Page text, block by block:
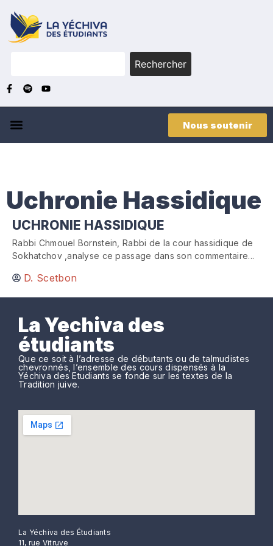
Rechercher
Nous soutenir
Uchronie Hassidique
UCHRONIE HASSIDIQUE
Rabbi Chmouel Bornstein, Rabbi de la cour hassidique de
Sokhatchov ,analyse ce passage dans son commentaire...
D. Scetbon
La Yechiva des
étudiants
Que ce soit à l’adresse de débutants ou de talmudistes
chevronnés, l’ensemble des cours dispensés à la
Yéchiva des Etudiants se fonde sur les textes de la
Tradition juive.
La Yéchiva des Étudiants
11, rue Vitruve